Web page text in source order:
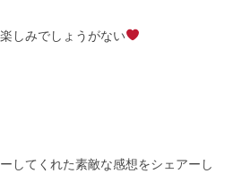
しみでしょうがない
してくれた素敵な感想をシェアーし